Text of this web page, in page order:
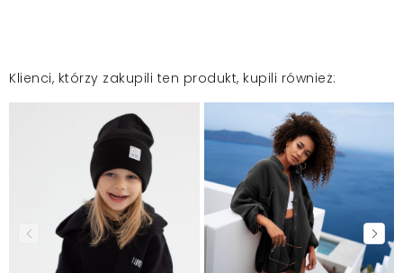
Klienci, którzy zakupili ten produkt, kupili również: